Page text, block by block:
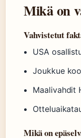
Mikä on
Vahvistetut
USA
Joukkue
Maalivahdit
Mikä on